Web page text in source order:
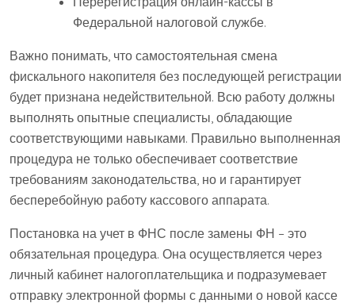
Федеральной налоговой службе.
Важно понимать, что самостоятельная смена
фискального накопителя без последующей регистрации
будет признана недействительной. Всю работу должны
выполнять опытные специалисты, обладающие
соответствующими навыками. Правильно выполненная
процедура не только обеспечивает соответствие
требованиям законодательства, но и гарантирует
бесперебойную работу кассового аппарата.
Постановка на учет в ФНС после замены ФН – это
обязательная процедура. Она осуществляется через
личный кабинет налогоплательщика и подразумевает
отправку электронной формы с данными о новой кассе